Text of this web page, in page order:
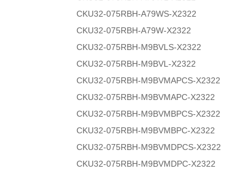
CKU32-075RBH-A79WS-X2322
CKU32-075RBH-A79W-X2322
CKU32-075RBH-M9BVLS-X2322
CKU32-075RBH-M9BVL-X2322
CKU32-075RBH-M9BVMAPCS-X2322
CKU32-075RBH-M9BVMAPC-X2322
CKU32-075RBH-M9BVMBPCS-X2322
CKU32-075RBH-M9BVMBPC-X2322
CKU32-075RBH-M9BVMDPCS-X2322
CKU32-075RBH-M9BVMDPC-X2322